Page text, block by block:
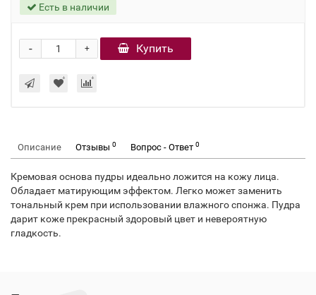
Есть в наличии
+
- Купить
Описание Отзывы 0 Вопрос - Ответ 0
Кремовая основа пудры идеально ложится на кожу лица.
Обладает матирующим эффектом. Легко может заменить
тональный крем при использовании влажного спонжа. Пудра
дарит коже прекрасный здоровый цвет и невероятную
гладкость.